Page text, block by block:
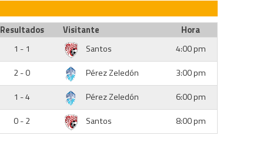
Resultados Visitante
Hora
1 - 1 Santos
4:00 pm
2 - 0 Pérez Zeledón
3:00 pm
1 - 4 Pérez Zeledón
6:00 pm
0 - 2 Santos 8:00 pm